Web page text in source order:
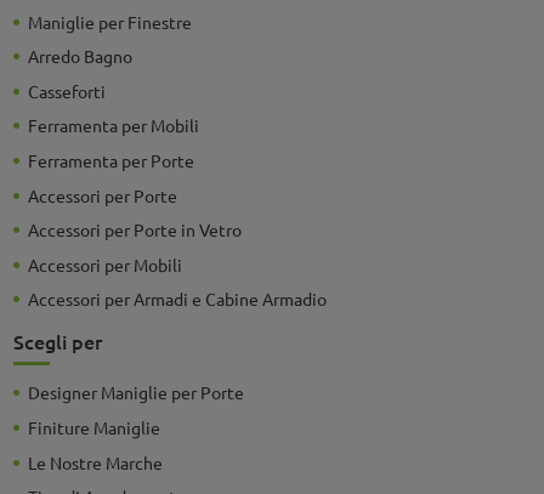
Maniglie per Finestre
Arredo Bagno
Casseforti
Ferramenta per Mobili
Ferramenta per Porte
Accessori per Porte
Accessori per Porte in Vetro
Accessori per Mobili
Accessori per Armadi e Cabine Armadio
Scegli per
Designer Maniglie per Porte
Finiture Maniglie
Le Nostre Marche